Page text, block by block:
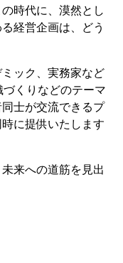
時代に、漠然とし
経営企画は、どう
ック、実務家など
くりなどのテーマ
士が交流できるプ
に提供いたします
来への道筋を見出